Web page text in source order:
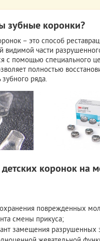
зубные коронки?
– это способ
видимой части
с помощью специального
полностью
ряда.
коронок на
поврежденных
смены прикуса;
замещения разрушенных